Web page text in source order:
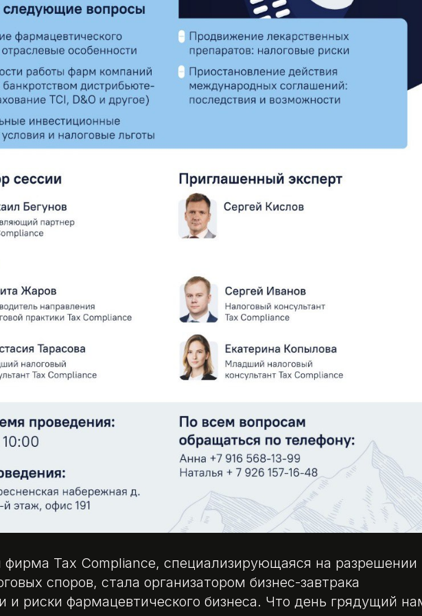
Tax Compliance, специализирующаяся на разрешении
споров, стала организатором бизнес-завтрака
и риски фармацевтического бизнеса. Что день грядущий